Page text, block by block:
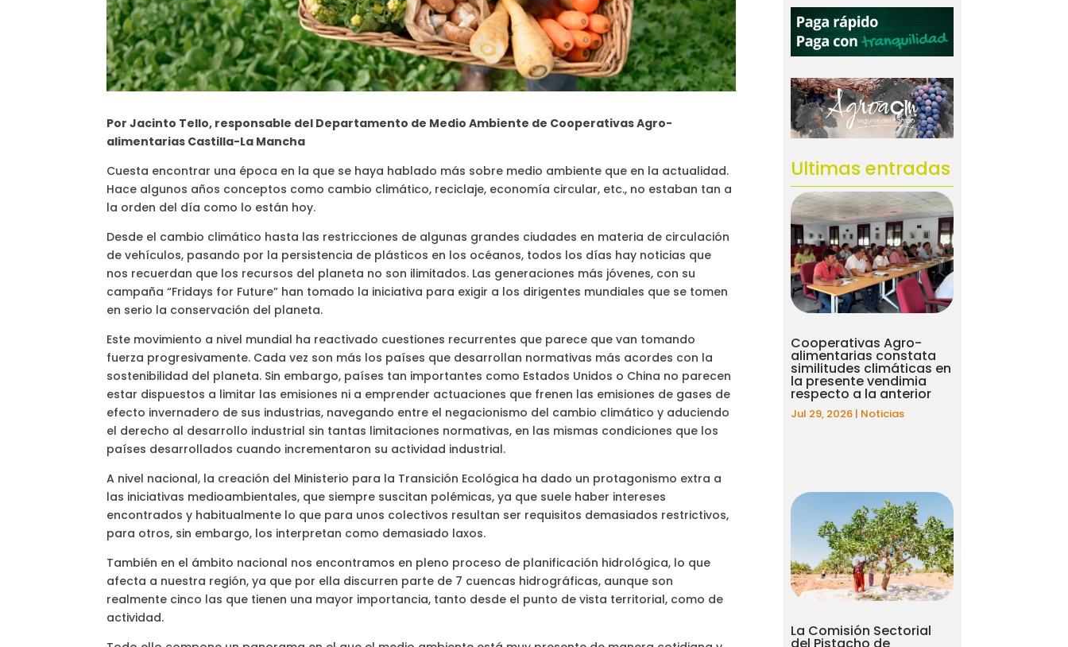
Por Jacinto Tello, responsable del Departamento de Medio Ambiente de Cooperativas Agro-
alimentarias Castilla-La Mancha
Cuesta encontrar una época en la que se haya hablado más sobre medio ambiente que en la actualidad.
Hace algunos años conceptos como cambio climático, reciclaje, economía circular, etc., no estaban tan a
la orden del día como lo están hoy.
Desde el cambio climático hasta las restricciones de algunas grandes ciudades en materia de circulación
de vehículos, pasando por la persistencia de plásticos en los océanos, todos los días hay noticias que
nos recuerdan que los recursos del planeta no son ilimitados. Las generaciones más jóvenes, con su
campaña “Fridays for Future” han tomado la iniciativa para exigir a los dirigentes mundiales que se tomen
en serio la conservación del planeta.
Este movimiento a nivel mundial ha reactivado cuestiones recurrentes que parece que van tomando
fuerza progresivamente. Cada vez son más los países que desarrollan normativas más acordes con la
sostenibilidad del planeta. Sin embargo, países tan importantes como Estados Unidos o China no parecen
estar dispuestos a limitar las emisiones ni a emprender actuaciones que frenen las emisiones de gases de
efecto invernadero de sus industrias, navegando entre el negacionismo del cambio climático y aduciendo
el derecho al desarrollo industrial sin tantas limitaciones normativas, en las mismas condiciones que los
países desarrollados cuando incrementaron su actividad industrial.
A nivel nacional, la creación del Ministerio para la Transición Ecológica ha dado un protagonismo extra a
las iniciativas medioambientales, que siempre suscitan polémicas, ya que suele haber intereses
encontrados y habitualmente lo que para unos colectivos resultan ser requisitos demasiados restrictivos,
para otros, sin embargo, los interpretan como demasiado laxos.
También en el ámbito nacional nos encontramos en pleno proceso de planificación hidrológica, lo que
afecta a nuestra región, ya que por ella discurren parte de 7 cuencas hidrográficas, aunque son
realmente cinco las que tienen una mayor importancia, tanto desde el punto de vista territorial, como de
actividad.
Ultimas entradas
Cooperativas Agro-
alimentarias constata
similitudes climáticas en
la presente vendimia
respecto a la anterior
Jul 29, 2026 | Noticias
La Comisión Sectorial
del Pistacho de